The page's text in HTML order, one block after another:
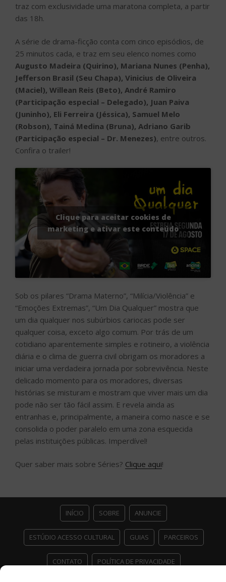
traz com exclusividade uma maratona completa, a partir
das 18h.
A série de drama-ficção conta com cinco episódios, de
25 minutos cada, e traz em seu elenco nomes como
Augusto Madeira (Quirino), Mariana Nunes (Penha),
Jefferson Brasil (Seu Chapa), Vinicius de Oliveira
(Maciel), Willean Reis (Beto), André Ramiro
(Participação especial – Delegado), Juan Paiva
(Juninho), Eli Ferreira (Jéssica), Samuel Melo
(Robson), Tainá Medina (Bruna), Adriano Garib
(Participação especial – Dr. Menezes), entre outros.
Confira o trailer!
Clique para aceitar cookies de
marketing e ativar este conteúdo
Sob os pilares “Drama Materno”, “Milícia/Violência” e
“Emoções Extremas”, “Um Dia Qualquer” mostra que
um dia qualquer nos subúrbios cariocas pode ser
qualquer coisa, exceto algo comum. Por trás de um
cotidiano aparentemente simples e rotineiro, a violência
diária e o clima de guerra civil obrigam os moradores a
iniciar uma verdadeira jornada por sobrevivência. Neste
delicado momento para os moradores, diversas
histórias se misturam e mostram que viver mais um dia
pode não ser tão fácil assim. E revela ainda as
entranhas e, principalmente, a maneira como nasce e se
consolida o poder paralelo em uma zona esquecida
pelas instituições públicas. Imperdível!
Quer saber mais sobre Séries? Clique aqui!
INÍCIO SOBRE ANUNCIE
ESTÚDIO ACESSO CULTURAL GUIAS PARCEIROS
CONTATO POLÍTICA DE PRIVACIDADE